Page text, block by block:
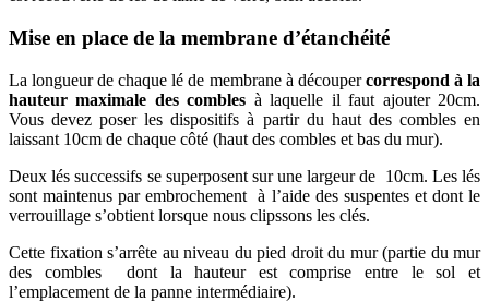
Mise en place de la membrane d’étanchéité
La longueur de chaque lé de membrane à découpercorrespond à la
hauteur maximale des combles à laquelle il faut ajouter 20cm.
Vous devez poser les dispositifs à partir du haut des combles en
laissant 10cm de chaque côté (haut des combles et bas du mur).
Deux lés successifs se superposent sur une largeur de 10cm. Les lés
sont maintenus par embrochement à l’aide des suspentes et dont le
verrouillage s’obtient lorsque nous clipssons les clés.
Cette fixation s’arrête au niveau du pied droit du mur (partie du mur
des combles dont la hauteur est comprise entre le sol et
l’emplacement de la panne intermédiaire).